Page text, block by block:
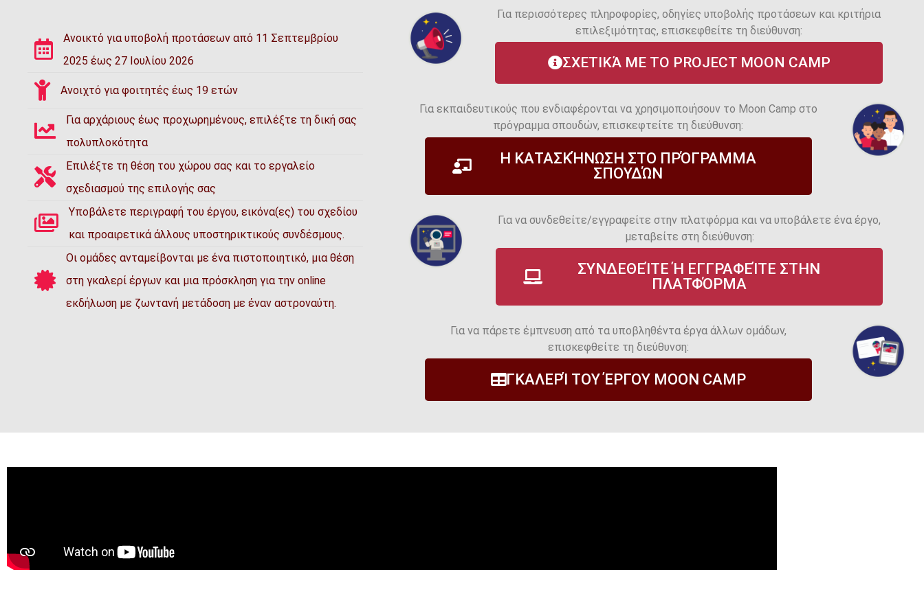
Ανοικτό για υποβολή προτάσεων από 11 Σεπτεμβρίου
2025 έως 27 Ιουλίου 2026
Ανοιχτό για φοιτητές έως 19 ετών
Για αρχάριους έως προχωρημένους, επιλέξτε τη δική σας
πολυπλοκότητα
Επιλέξτε τη θέση του χώρου σας και το εργαλείο
σχεδιασμού της επιλογής σας
Υποβάλετε περιγραφή του έργου, εικόνα(ες) του σχεδίου
και προαιρετικά άλλους υποστηρικτικούς συνδέσμους.
Οι ομάδες ανταμείβονται με ένα πιστοποιητικό, μια θέση
στη γκαλερί έργων και μια πρόσκληση για την online
εκδήλωση με ζωντανή μετάδοση με έναν αστροναύτη.
Για περισσότερες πληροφορίες, οδηγίες υποβολής προτάσεων και κριτήρια
επιλεξιμότητας, επισκεφθείτε τη διεύθυνση:
ΣΧΕΤΙΚΆ ΜΕ ΤΟ PROJECT MOON CAMP
Για εκπαιδευτικούς που ενδιαφέρονται να χρησιμοποιήσουν το Moon Camp στο
πρόγραμμα σπουδών, επισκεφτείτε τη διεύθυνση:
Η ΚΑΤΑΣΚΉΝΩΣΗ ΣΤΟ ΠΡΌΓΡΑΜΜΑ
ΣΠΟΥΔΏΝ
Για να συνδεθείτε/εγγραφείτε στην πλατφόρμα και να υποβάλετε ένα έργο,
μεταβείτε στη διεύθυνση:
ΣΥΝΔΕΘΕΊΤΕ Ή ΕΓΓΡΑΦΕΊΤΕ ΣΤΗΝ
ΠΛΑΤΦΌΡΜΑ
Για να πάρετε έμπνευση από τα υποβληθέντα έργα άλλων ομάδων,
επισκεφθείτε τη διεύθυνση:
ΓΚΑΛΕΡΊ ΤΟΥ ΈΡΓΟΥ MOON CAMP